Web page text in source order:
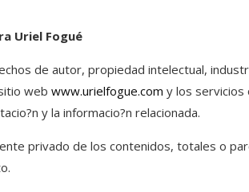
Uriel Fogué
de autor, propiedad intelectual,
web www.urielfogue.com y los
y la informacio?n relacionada.
privado de los contenidos, totales o